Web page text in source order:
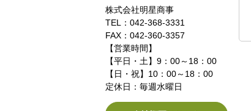
株式会社明星商事
TEL：042-368-3331
FAX：042-360-3357
【営業時間】
【平日・土】9：00～18：00
【日・祝】10：00～18：00
定休日：毎週水曜日